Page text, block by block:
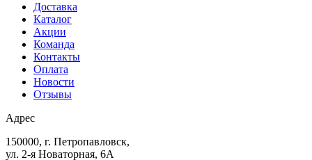
Доставка
Каталог
Акции
Команда
Контакты
Оплата
Новости
Отзывы
Адрес
150000, г. Петропавловск,
ул. 2-я Новаторная, 6А